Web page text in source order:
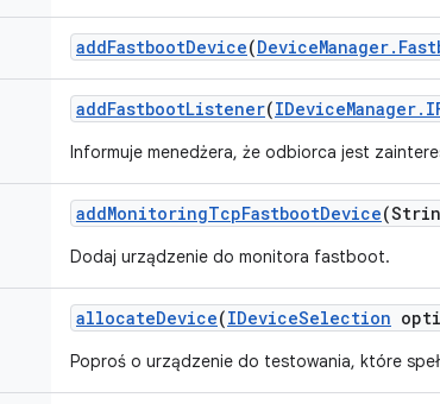
addFastbootDevice(DeviceManager.
addFastbootListener(IDeviceManager.
Informuje menedżera, że odbiorca jest
addMonitoringTcpFastbootDevice
Dodaj urządzenie do monitora fastboot.
allocateDevice(IDeviceSelection
Poproś o urządzenie do testowania, które